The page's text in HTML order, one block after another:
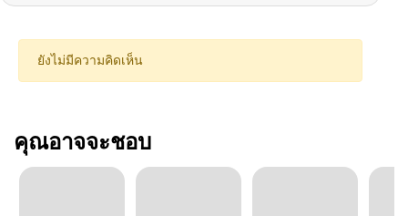
ยังไม่มีความคิดเห็น
คุณอาจจะชอบ